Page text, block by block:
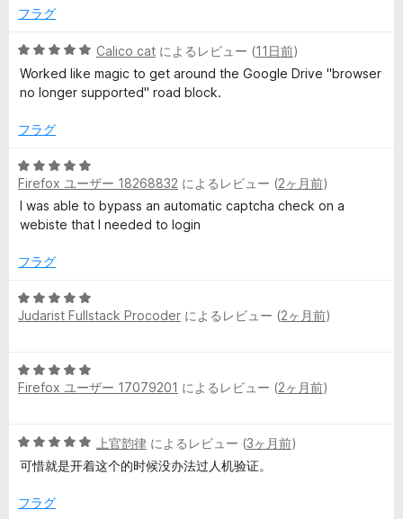
ビ
ュ
ー
フラグ
5
段
階
5
評
価
Calico cat によるレビュー (11日前)
Worked like magic to get around the Google Drive "browser
no longer supported" road block.
フラグ
5
段
階
中
の
価
Firefox ユーザー 18268832 によるレビュー (2ヶ月前)
I was able to bypass an automatic captcha check on a
webiste that I needed to login
フラグ
5
段
5
の
Judarist Fullstack Procoder によるレビュー (2ヶ月前)
5
段
5
の
価
Firefox ユーザー 17079201 によるレビュー (2ヶ月前)
5
段
中
上官韵律 によるレビュー (3ヶ月前)
可惜就是开着这个的时候没办法过人机验证。
フラグ